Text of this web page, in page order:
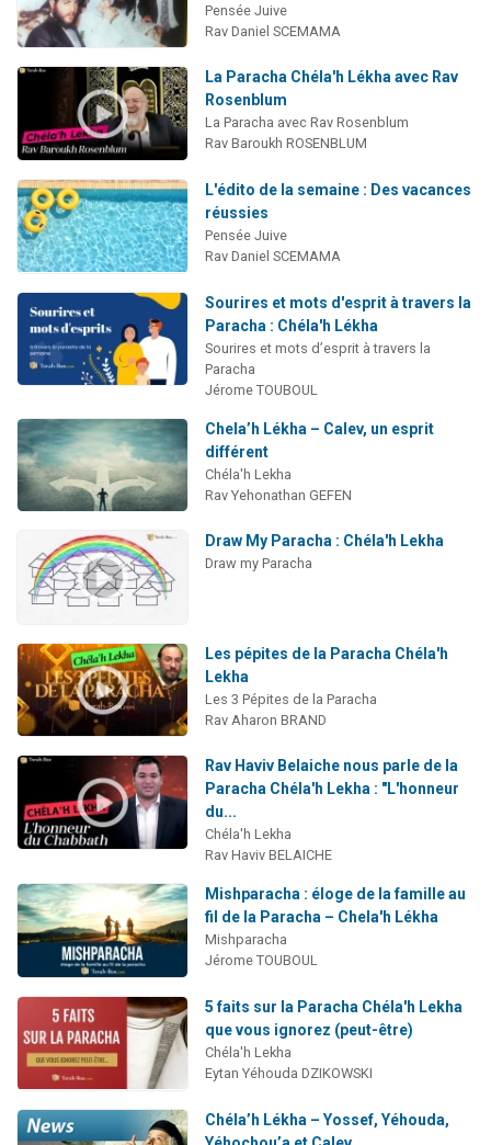
Pensée Juive
Rav Daniel SCEMAMA
La Paracha Chéla'h Lékha avec Rav
Rosenblum
La Paracha avec Rav Rosenblum
Rav Baroukh ROSENBLUM
L'édito de la semaine : Des vacances
réussies
Pensée Juive
Rav Daniel SCEMAMA
Sourires et mots d'esprit à travers la
Paracha : Chéla'h Lékha
Sourires et mots d’esprit à travers la
Paracha
Jérome TOUBOUL
Chela’h Lékha – Calev, un esprit
différent
Chéla'h Lekha
Rav Yehonathan GEFEN
Draw My Paracha : Chéla'h Lekha
Draw my Paracha
Les pépites de la Paracha Chéla'h
Lekha
Les 3 Pépites de la Paracha
Rav Aharon BRAND
Rav Haviv Belaiche nous parle de la
Paracha Chéla'h Lekha : "L'honneur
du...
Chéla'h Lekha
Rav Haviv BELAICHE
Mishparacha : éloge de la famille au
fil de la Paracha – Chela'h Lékha
Mishparacha
Jérome TOUBOUL
5 faits sur la Paracha Chéla'h Lekha
que vous ignorez (peut-être)
Chéla'h Lekha
Eytan Yéhouda DZIKOWSKI
Chéla’h Lékha – Yossef, Yéhouda,